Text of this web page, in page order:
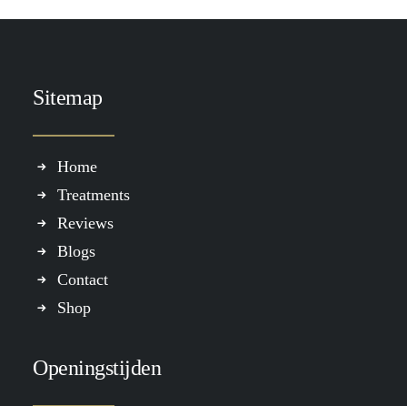
Sitemap
Home
Treatments
Reviews
Blogs
Contact
Shop
Openingstijden